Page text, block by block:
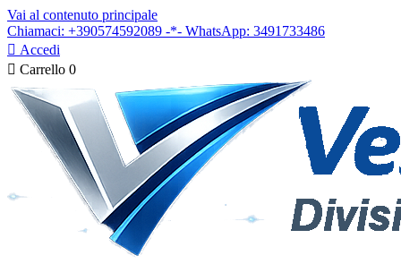
Vai al contenuto principale
Chiamaci: +390574592089 -*- WhatsApp: 3491733486
 Accedi
 Carrello 0